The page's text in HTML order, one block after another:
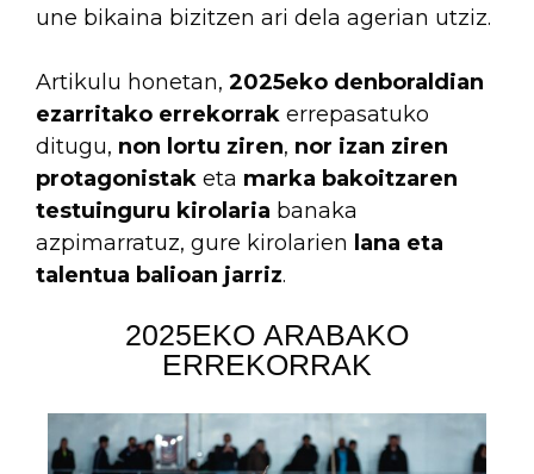
une bikaina bizitzen ari dela agerian utziz.
Artikulu honetan, 2025eko denboraldian
ezarritako errekorrak errepasatuko
ditugu, non lortu ziren, nor izan ziren
protagonistak eta marka bakoitzaren
testuinguru kirolaria banaka
azpimarratuz, gure kirolarien lana eta
talentua balioan jarriz.
2025EKO ARABAKO
ERREKORRAK